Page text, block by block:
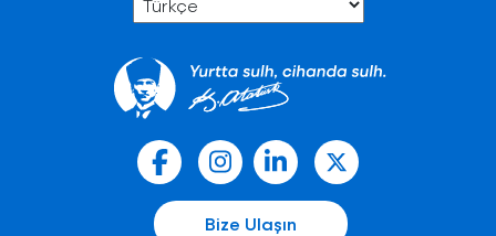
Bize Ulaşın